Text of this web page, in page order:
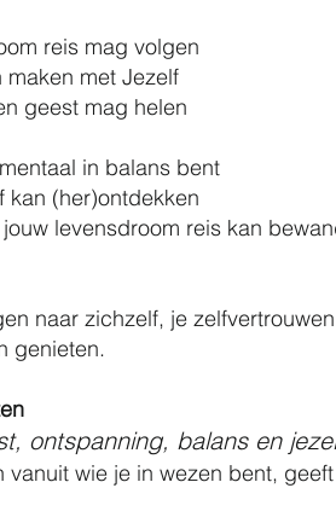
reis mag volgen
met Jezelf
geest mag helen
in balans bent
kan (her)ontdekken
levensdroom reis kan
naar zichzelf, je
genieten.
ontspanning, balans en
vanuit wie je in wezen bent,